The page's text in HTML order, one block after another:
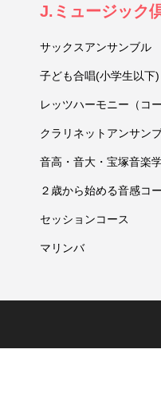
J.ミュージック
サックスアンサンブル
子ども合唱(小学生以下)
レッツハーモニー（コ
クラリネットアンサン
音高・音大・宝塚音楽
２歳から始める音感コ
セッションコース
マリンバ